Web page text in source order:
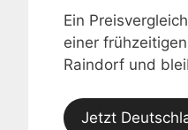
Ein
einer
Raindorf und
Jetzt